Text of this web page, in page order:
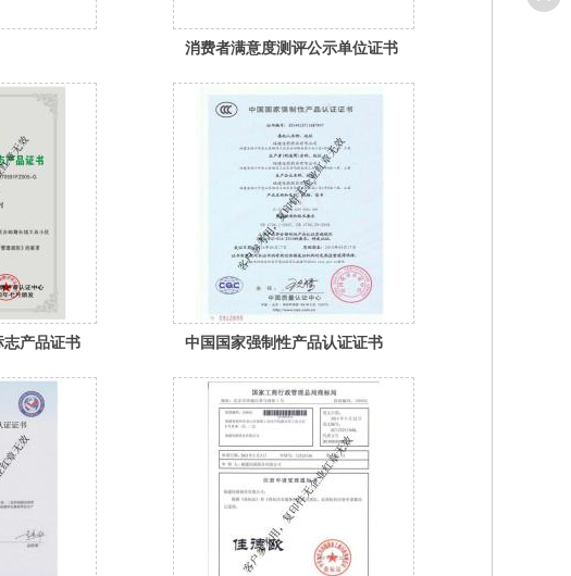
消费者满意度测评公示单位证书
志产品证书
中国国家强制性产品认证证书